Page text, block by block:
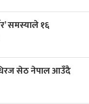
समस्याले १६
सेठ नेपाल आउँदै